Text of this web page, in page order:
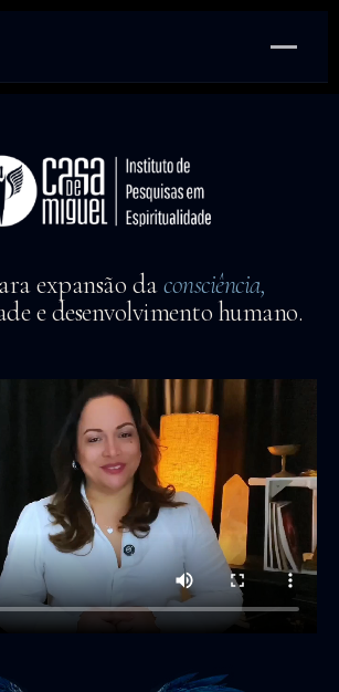
expansão daconsciência,
e desenvolvimento humano.